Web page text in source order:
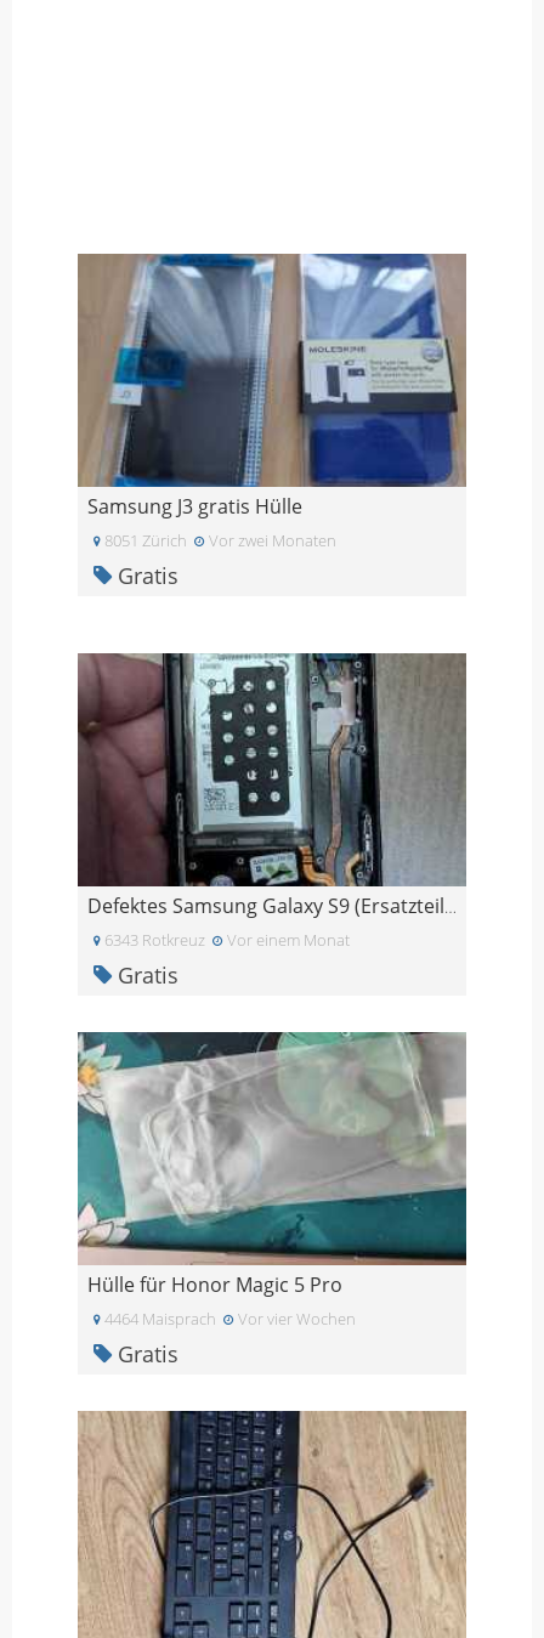
Samsung J3 gratis Hülle
8051 Zürich Vor zwei Monaten
Gratis
Defektes Samsung Galaxy S9 (Ersatzteile)
6343 Rotkreuz Vor einem Monat
Gratis
Hülle für Honor Magic 5 Pro
4464 Maisprach Vor vier Wochen
Gratis